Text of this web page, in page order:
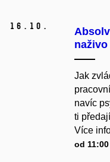
16. 10.
naživo
Jak
navíc
ti
Více
od